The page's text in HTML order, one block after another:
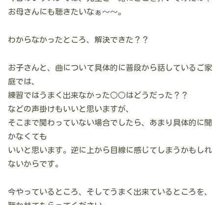
お母さんにも聴きたいなぁ～～。
わからなかったところ、解決できた？？
お子さんと、曲について具体的に普段から話しているご家
庭では、
練習ではうまく出来なかった○○はどうだった？？
などの声掛けもいいと思いますが、
そこまで関わっていない場合でしたら、あまり具体的に聞
かなくても
いいと思います。逆に上から目線に感じてしまうかもしれ
ないからです。
今やっているところ、そしてうまく出来ているところを、